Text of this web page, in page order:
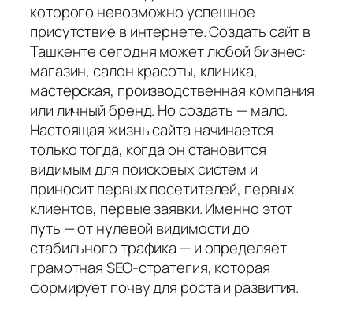
которого невозможно успешное
присутствие в интернете. Создать сайт в
Ташкенте сегодня может любой бизнес:
магазин, салон красоты, клиника,
мастерская, производственная компания
или личный бренд. Но создать — мало.
Настоящая жизнь сайта начинается
только тогда, когда он становится
видимым для поисковых систем и
приносит первых посетителей, первых
клиентов, первые заявки. Именно этот
путь — от нулевой видимости до
стабильного трафика — и определяет
грамотная SEO-стратегия, которая
формирует почву для роста и развития.